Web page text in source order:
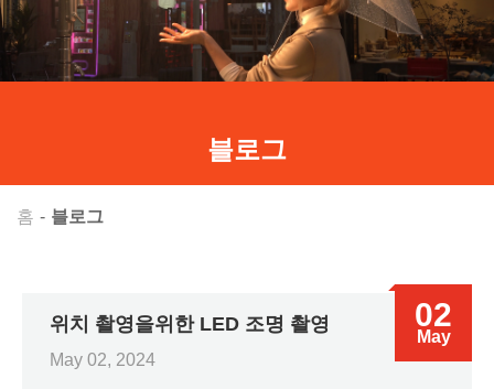
블로그
홈 블로그
위치 촬영을위한 LED 조명 촬영
May 02, 2024
02
May